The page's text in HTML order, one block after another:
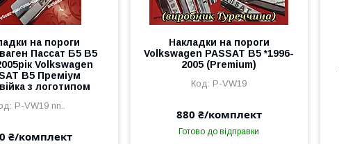
на пороги
Пассат Б5 В5
Volkswagen
B5 Преміум
з логотипом
P-VW19 nn..
₴/комплект
Накладки на пороги
Volkswagen PASSAT B5 *1996-
2005 (Premium)
P-VW19
880 ₴/комплект
Готово до відправки